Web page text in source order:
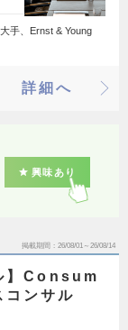
手、Ernst & Young
詳細へ
興味あり
掲載期間 26/08/01～26/08/14
】Consum
ンサル